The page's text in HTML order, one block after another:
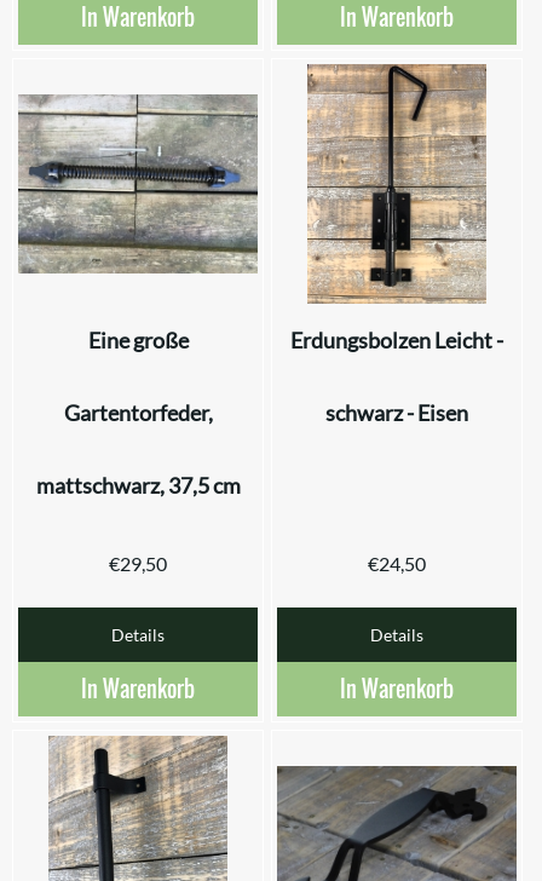
In Warenkorb In Warenkorb
Eine große
Gartentorfeder,
mattschwarz, 37,5 cm
€29,50
Details
In Warenkorb
Erdungsbolzen Leicht -
schwarz - Eisen
€24,50
Details
In Warenkorb